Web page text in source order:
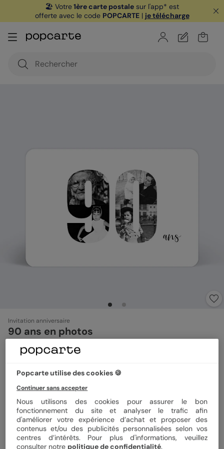
🏖️ Votre1ère carte postale sur l'app* est
offerte avec le code POPCARTE| je télécharge
Invitation anniversaire
90 ans en photos
4.8( 8avis)
Format
Papier Papier Satiné
Popcarte utilise des cookies 🍪
Continuer sans accepter
Nous utilisons des cookies pour assurer le bon
fonctionnement du site et analyser le trafic afin
d'améliorer votre expérience d’achat et proposer des
contenus et/ou des publicités personnalisées selon vos
centres d’intérêts. Pour plus d'informations, veuillez
consulter notre politique de confidentialité.